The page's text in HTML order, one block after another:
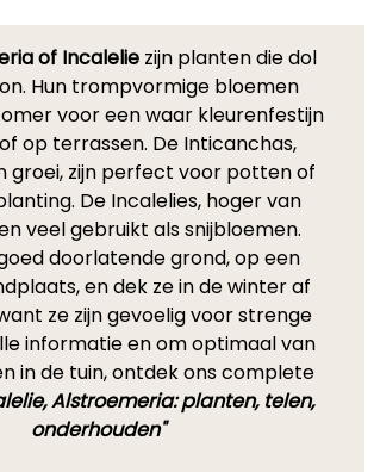
of Incaleliezijn planten die dol
Hun trompvormige bloemen
voor een waar kleurenfestijn
op terrassen. De Inticanchas,
groei, zijn perfect voor potten of
De Incalelies, hoger van
veel gebruikt als snijbloemen.
doorlatende grond, op een
en dek ze in de winter af
ze zijn gevoelig voor strenge
informatie en om optimaal van
in de tuin, ontdek ons complete
Alstroemeria: planten, telen,
onderhouden"